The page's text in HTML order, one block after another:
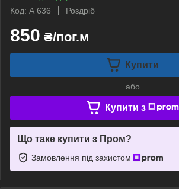
Код: А 636
Роздріб
850 ₴/пог.м
Купити
або
Купити з
Що таке купити з Пром?
Замовлення під захистом